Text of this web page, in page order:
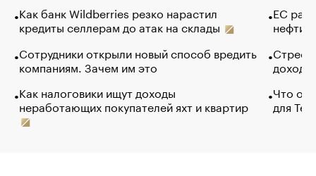
Как банк Wildberries резко нарастил
кредиты селлерам до атак на склады
Сотрудники открыли новый способ вредить
компаниям. Зачем им это
Как налоговики ищут доходы
неработающих покупателей яхт и квартир
ЕС
нефти
Что
для